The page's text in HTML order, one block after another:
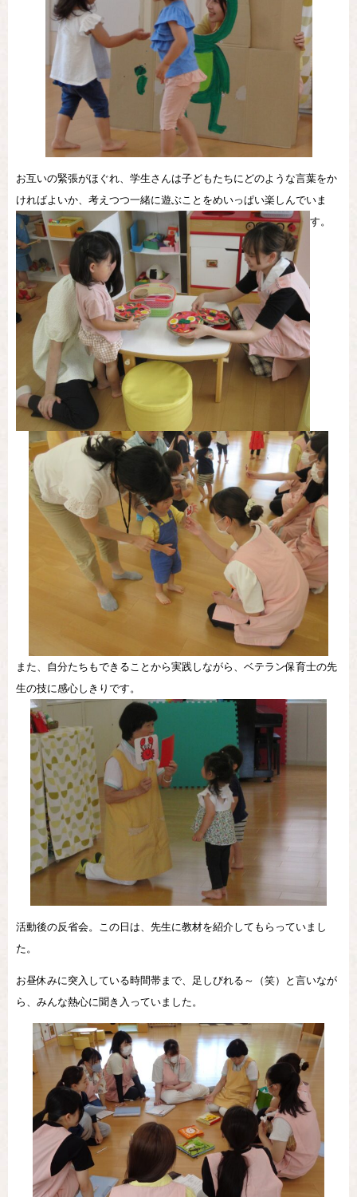
お互いの緊張がほぐれ、学生さんは子どもたちにどのような言葉をか
ければよいか、考えつつ一緒に遊ぶことをめいっぱい楽しんでいま
す。
また、自分たちもできることから実践しながら、ベテラン保育士の先
生の技に感心しきりです。
活動後の反省会。この日は、先生に教材を紹介してもらっていまし
た。
お昼休みに突入している時間帯まで、足しびれる～（笑）と言いなが
ら、みんな熱心に聞き入っていました。